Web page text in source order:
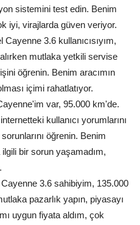
sistemini test edin. Benim
iyi, virajlarda güven veriyor.
Cayenne 3.6 kullanıcısıyım,
mutlaka yetkili servise
öğrenin. Benim aracımın
içimi rahatlatıyor.
var, 95.000 km'de.
kullanıcı yorumlarını
öğrenin. Benim
bir sorun yaşamadım,
3.6 sahibiyim, 135.000
pazarlık yapın, piyasayı
uygun fiyata aldım, çok